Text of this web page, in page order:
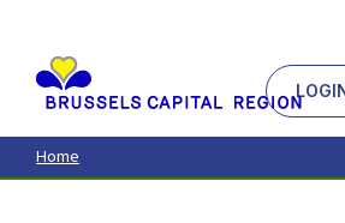
contenu
principal
Home